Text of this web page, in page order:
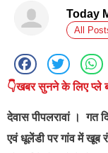
Today
All
👇खबर सुनने के लिए प्ले
देवास पीपलरावां । गत
एवं धूलेंडी पर गांव में खूब